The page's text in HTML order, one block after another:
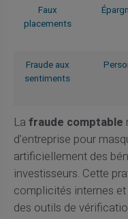
Faux
placements
Fraude aux
sentiments
La fraude comptable
d'entreprise pour
artificiellement des
investisseurs. Cette
complicités internes
des outils de